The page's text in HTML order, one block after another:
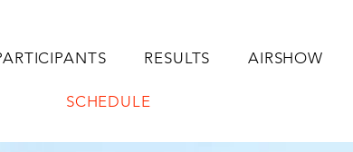
RESULTS AIRSHOW
SCHEDULE